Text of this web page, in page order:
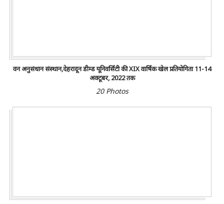
वन अनुसंधान संस्थान,देहरादून डीम्ड यूनिवर्सिटी की XIX वार्षिक खेल प्रतियोगिता 11-14
अक्टूबर, 2022 तक
20 Photos